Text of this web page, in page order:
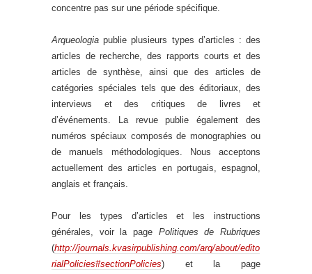
concentre pas sur une période spécifique.
Arqueologia publie plusieurs types d’articles : des
articles de recherche, des rapports courts et des
articles de synthèse, ainsi que des articles de
catégories spéciales tels que des éditoriaux, des
interviews et des critiques de livres et
d’événements. La revue publie également des
numéros spéciaux composés de monographies ou
de manuels méthodologiques. Nous acceptons
actuellement des articles en portugais, espagnol,
anglais et français.
Pour les types d’articles et les instructions
générales, voir la page Politiques de Rubriques
(http://journals.kvasirpublishing.com/arq/about/edito
rialPolicies#sectionPolicies) et la page